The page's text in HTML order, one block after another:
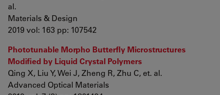
al.
Materials & Design
2019 vol: 163 pp: 107542
Phototunable Morpho Butterfly Microstructures
Modified by Liquid Crystal Polymers
Qing X, Liu Y, Wei J, Zheng R, Zhu C, et. al.
Advanced Optical Materials